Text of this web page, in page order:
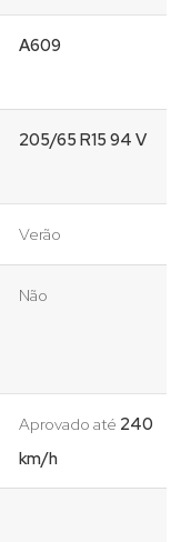
A609
205/65 R15 94 V
Verão
Não
Aprovado até 240
km/h